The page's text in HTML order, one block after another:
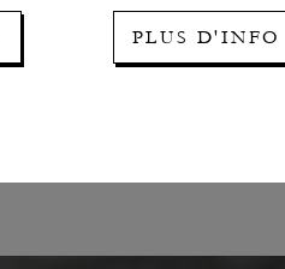
PLUS D'INFO